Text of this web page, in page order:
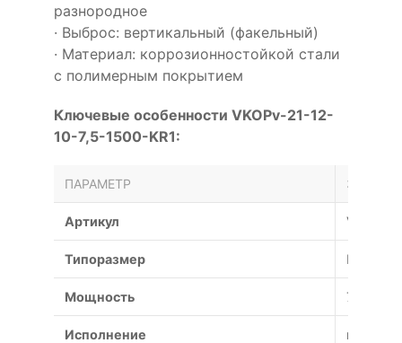
разнородное
· Выброс: вертикальный (факельный)
· Материал: коррозионностойкой стали
с полимерным покрытием
Ключевые особенности VKOPv-21-12-
10-7,5-1500-KR1:
ПАРАМЕТР
Артикул VKOPv-
Типоразмер №
Мощность 7.5 кВт
Исполнение